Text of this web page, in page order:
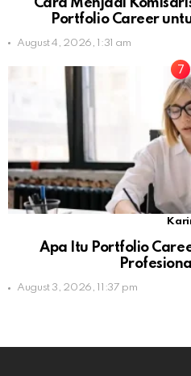
Cara Menjadi
Portfolio Career
August 4, 2026, 1:31 am
Apa Itu Portfolio
August 3, 2026, 11:37 pm